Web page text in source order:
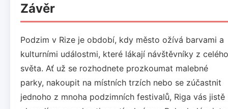
Závěr
Podzim v Rize je období, kdy město ožívá barvami a
kulturními událostmi, které lákají návštěvníky z celého
světa. Ať už se rozhodnete prozkoumat malebné
parky, nakoupit na místních trzích nebo se zúčastnit
jednoho z mnoha podzimních festivalů, Riga vás jistě